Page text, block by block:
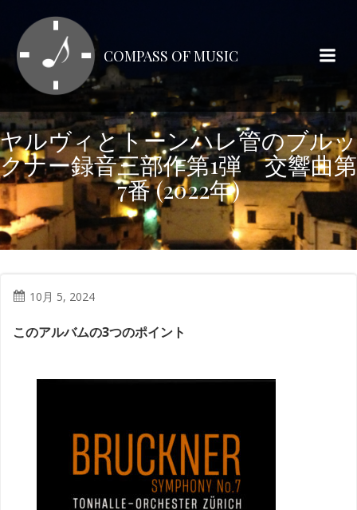
テ
ン
へ
ス
キ
ッ
プ
COMPASS OF MUSIC
ヤルヴィとトーンハレ管のブルッ
クナー録音三部作第1弾 交響曲第
7番 (2022年)
10月 5, 2024
このアルバムの3つのポイント